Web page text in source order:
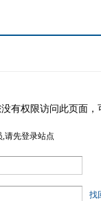
有权限访问此页面
请先登录站点
找